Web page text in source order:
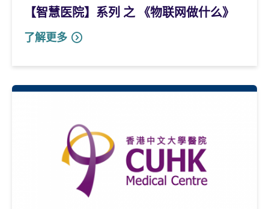
【智慧医院】系列 之 《物联网做什么》
了解更多